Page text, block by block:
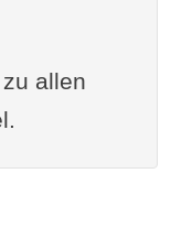
- mit
allen